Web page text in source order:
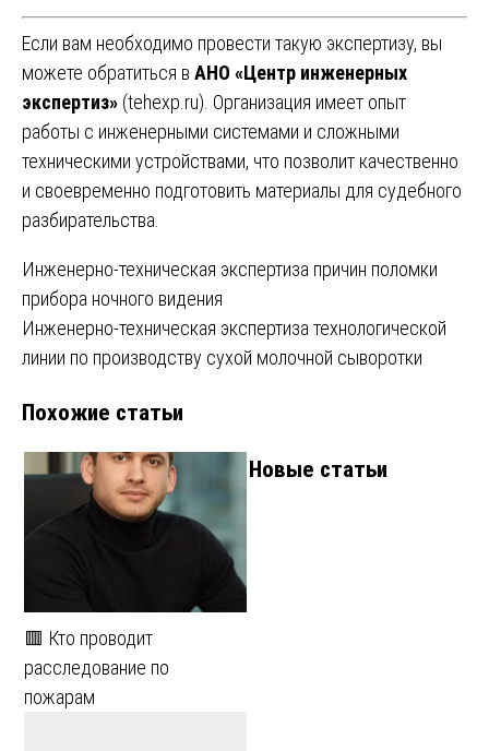
Если вам необходимо провести такую экспертизу, вы
можете обратиться в АНО «Центр инженерных
экспертиз» (tehexp.ru). Организация имеет опыт
работы с инженерными системами и сложными
техническими устройствами, что позволит качественно
и своевременно подготовить материалы для судебного
разбирательства.
Навигация
по
записям
Инженерно-техническая экспертиза причин поломки
прибора ночного видения
Инженерно-техническая экспертиза технологической
линии по производству сухой молочной сыворотки
Похожие статьи
🟥 Кто проводит
расследование по
пожарам
Новые статьи